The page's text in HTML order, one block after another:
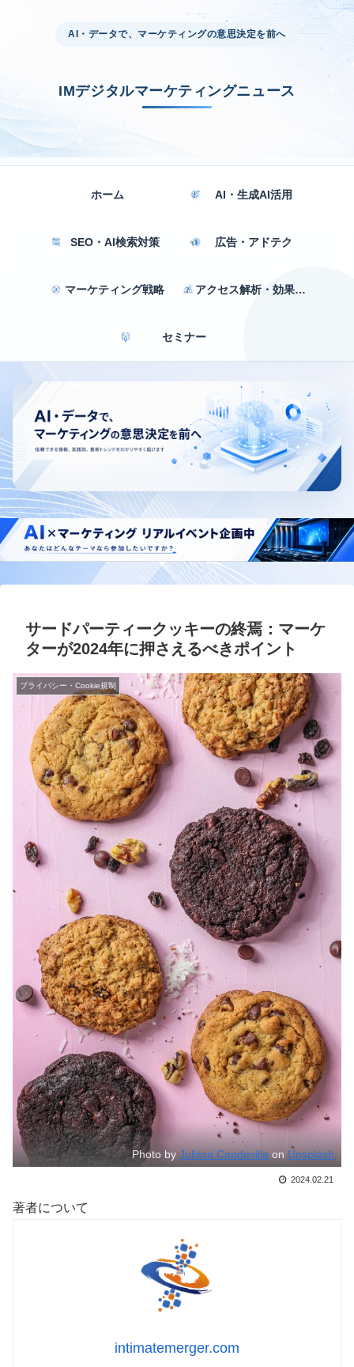
AI・データで、マーケティングの意思決定を前へ
IMデジタルマーケティングニュース
ホーム AI・生成AI活用
SEO・AI検索対策 広告・アドテク
マーケティング戦略 アクセス解析・効果測定
セミナー
サードパーティークッキーの終焉：マーケ
ターが2024年に押さえるべきポイント
プライバシー・Cookie規制
Photo byJulissa Capdevilla onUnsplash
2024.02.21
著者について
intimatemerger.com